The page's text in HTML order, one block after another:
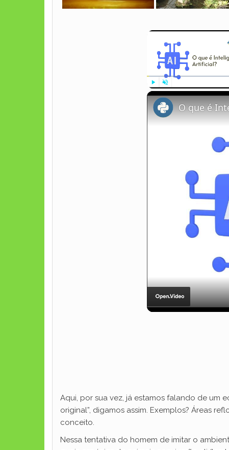
O que é
Aqui, por sua vez, já estamos falando de um
original”, digamos assim. Exemplos? Áreas
conceito.
Nessa tentativa do homem de imitar o